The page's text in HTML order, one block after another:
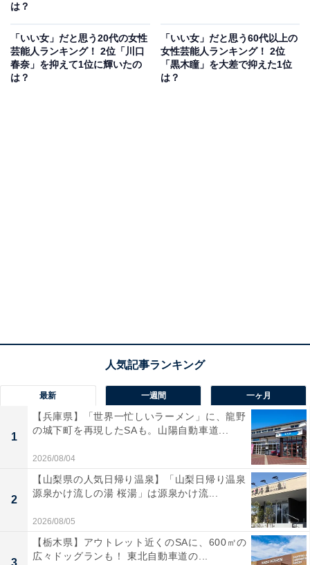
は？
「いい女」だと思う20代の女性
芸能人ランキング！ 2位「川口
春奈」を抑えて1位に輝いたの
は？
「いい女」だと思う60代以上の
女性芸能人ランキング！ 2位
「黒木瞳」を大差で抑えた1位
は？
最新 一週間 一ヶ月
1
【兵庫県】「世界一忙しいラーメン」に、龍野
の城下町を再現したSAも。山陽自動車道...
2026/08/04
2
【山梨県の人気日帰り温泉】「山梨日帰り温泉
源泉かけ流しの湯 桜湯」は源泉かけ流...
2026/08/05
3
【栃木県】アウトレット近くのSAに、600㎡の
広々ドッグランも！ 東北自動車道の...